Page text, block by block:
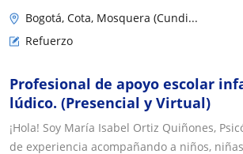
Bogotá, Cota, Mosquera (Cundi...
Refuerzo
Profesional de apoyo escolar
lúdico. (Presencial y Virtual)
¡Hola! Soy María Isabel Ortiz Quiñones,
de experiencia acompañando a niños,